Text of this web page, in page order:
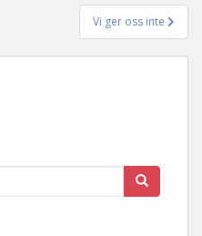
Vi ger oss inte